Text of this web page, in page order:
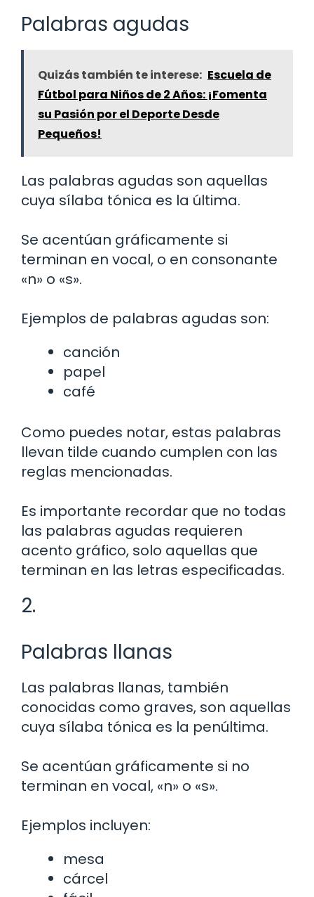
Palabras agudas
Quizás también te interese: Escuela de
Fútbol para Niños de 2 Años: ¡Fomenta
su Pasión por el Deporte Desde
Pequeños!
Las palabras agudas son aquellas
cuya sílaba tónica es la última.
Se acentúan gráficamente si
terminan en vocal, o en consonante
«n» o «s».
Ejemplos de palabras agudas son:
canción
papel
café
Como puedes notar, estas palabras
llevan tilde cuando cumplen con las
reglas mencionadas.
Es importante recordar que no todas
las palabras agudas requieren
acento gráfico, solo aquellas que
terminan en las letras especificadas.
2.
Palabras llanas
Las palabras llanas, también
conocidas como graves, son aquellas
cuya sílaba tónica es la penúltima.
Se acentúan gráficamente si no
terminan en vocal, «n» o «s».
Ejemplos incluyen:
mesa
cárcel